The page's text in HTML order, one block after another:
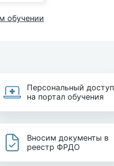
обучении
Персональный доступ
на портал обучения
Вносим документы в
реестр ФРДО